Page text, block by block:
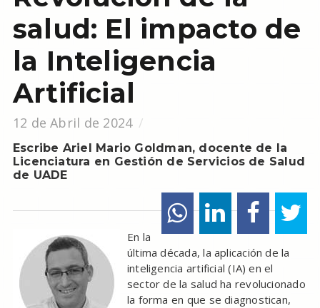
salud: El impacto de
la Inteligencia
Artificial
12 de Abril de 2024
Escribe Ariel Mario Goldman, docente de la
Licenciatura en Gestión de Servicios de Salud
de UADE
En la
última década, la aplicación de la
inteligencia artificial (IA) en el
sector de la salud ha revolucionado
la forma en que se diagnostican,